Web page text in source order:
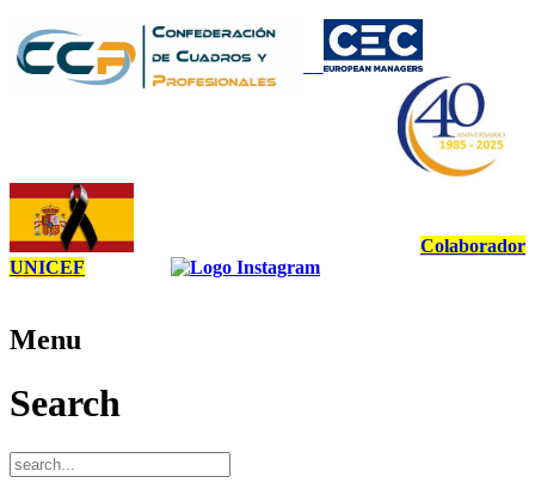
Colaborador
UNICEF
Menu
Search